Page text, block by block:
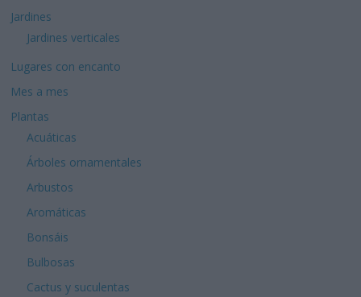
Jardines
Jardines verticales
Lugares con encanto
Mes a mes
Plantas
Acuáticas
Árboles ornamentales
Arbustos
Aromáticas
Bonsáis
Bulbosas
Cactus y suculentas